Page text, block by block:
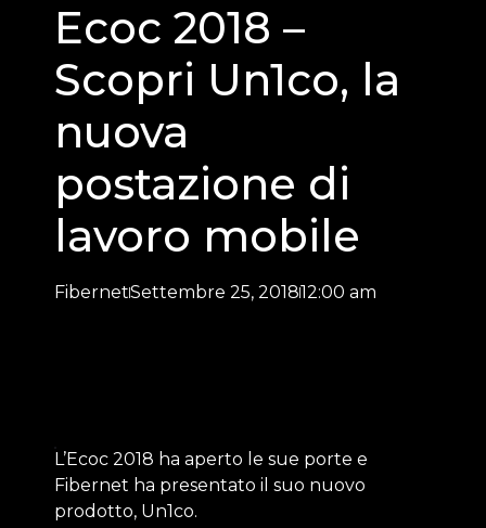
Ecoc 2018 –
Scopri Un1co, la
nuova
postazione di
lavoro mobile
FibernetSettembre 25, 201812:00 am
L’Ecoc 2018 ha aperto le sue porte e
Fibernet ha presentato il suo nuovo
prodotto, Un1co.